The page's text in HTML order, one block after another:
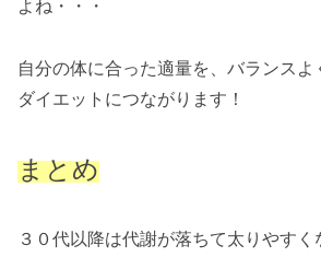
よね・・・
自分の体に合った適量を、バランス
ダイエットにつながります！
まとめ
３０代以降は代謝が落ちて太りやすく